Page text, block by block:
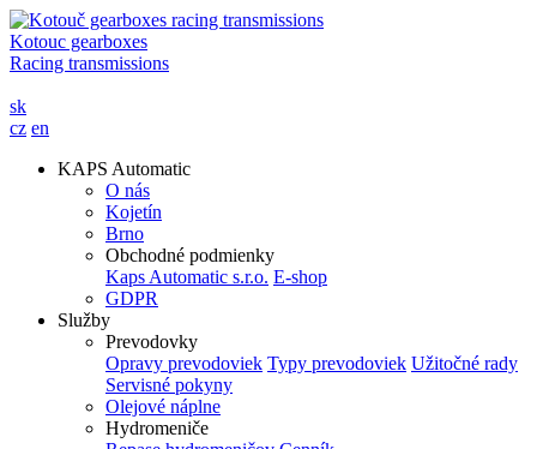
Kotouc gearboxes
Racing transmissions
sk
cz en
KAPS Automatic
O nás
Kojetín
Brno
Obchodné podmienky
Kaps Automatic s.r.o. E-shop
GDPR
Služby
Prevodovky
Opravy prevodoviek Typy prevodoviek Užitočné rady
Servisné pokyny
Olejové náplne
Hydromeniče